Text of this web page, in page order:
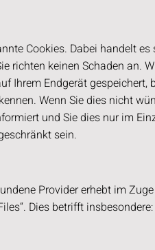
Cookies. Dabei handelt
richten keinen Schaden an.
Ihrem Endgerät
Wenn Sie dies nicht
und Sie dies nur im
sein.
Provider erhebt im
Dies betrifft insbesondere: